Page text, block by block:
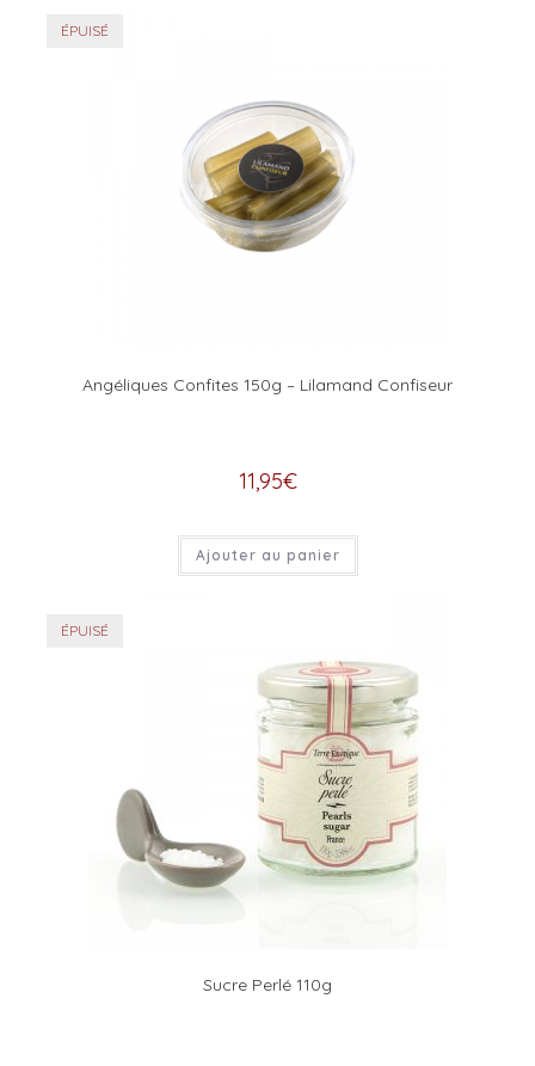
ÉPUISÉ
Angéliques Confites 150g – Lilamand Confiseur
11,95€
Ajouter au panier
ÉPUISÉ
Sucre Perlé 110g